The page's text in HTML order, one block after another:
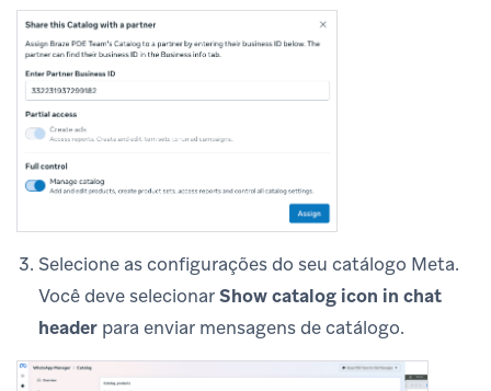
Selecione as configurações do seu catálogo Meta.
Você deve selecionarShow catalog icon in chat
header para enviar mensagens de catálogo.